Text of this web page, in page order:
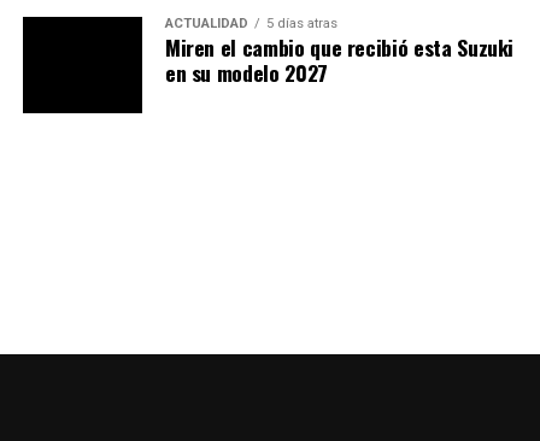
@publimotos.com
¿Opiniones? 👍🏻🔥
ACTUALIDAD 5 días atras
Miren el cambio que recibió esta Suzuki
en su modelo 2027